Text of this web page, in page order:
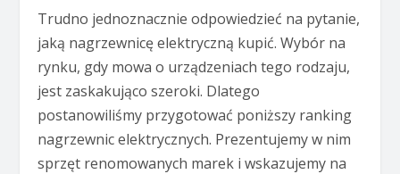
Trudno jednoznacznie odpowiedzieć na pytanie,
jaką nagrzewnicę elektryczną kupić. Wybór na
rynku, gdy mowa o urządzeniach tego rodzaju,
jest zaskakująco szeroki. Dlatego
postanowiliśmy przygotować poniższy ranking
nagrzewnic elektrycznych. Prezentujemy w nim
sprzęt renomowanych marek i wskazujemy na